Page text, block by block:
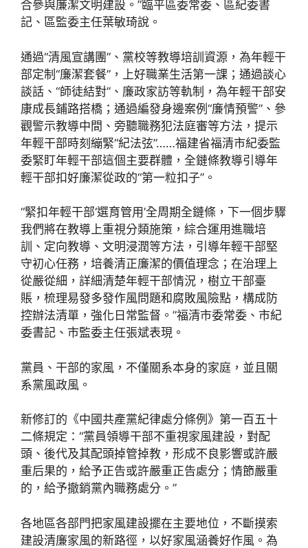
合參與廉潔文明建設。”臨平區委常委、區紀委書
記、區監委主任葉敏琦說。
通過“清風宣講團”、黨校等教導培訓資源，為年輕干
部定制“廉潔套餐”，上好職業生活第一課；通過談心
談話、“師徒結對”、廉政家訪等軌制，為年輕干部安
康成長鋪路搭橋；通過編發身邊案例“廉情預警”、參
觀警示教導中間、旁聽職務犯法庭審等方法，提示
年輕干部時刻繃緊“紀法弦”……福建省福清市紀委監
委緊盯年輕干部這個主要群體，全鏈條教導引導年
輕干部扣好廉潔從政的“第一粒扣子”。
“緊扣年輕干部‘選育管用’全周期全鏈條，下一個步驟
我們將在教導上重視分類施策，綜合運用進職培
訓、定向教導、文明浸潤等方法，引導年輕干部堅
守初心任務，培養清正廉潔的價值理念；在治理上
從嚴從細，詳細清楚年輕干部情況，樹立干部臺
賬，梳理易發多發作風問題和腐敗風險點，構成防
控辦法清單，強化日常監督。”福清市委常委、市紀
委書記、市監委主任張斌表現。
黨員、干部的家風，不僅關系本身的家庭，並且關
系黨風政風。
新修訂的《中國共產黨紀律處分條例》第一百五十
二條規定：“黨員領導干部不重視家風建設，對配
頭、後代及其配頭掉管掉教，形成不良影響或許嚴
重后果的，給予正告或許嚴重正告處分；情節嚴重
的，給予撤銷黨內職務處分。”
各地區各部門把家風建設擺在主要地位，不斷摸索
建設清廉家風的新路徑，以好家風涵養好作風。為